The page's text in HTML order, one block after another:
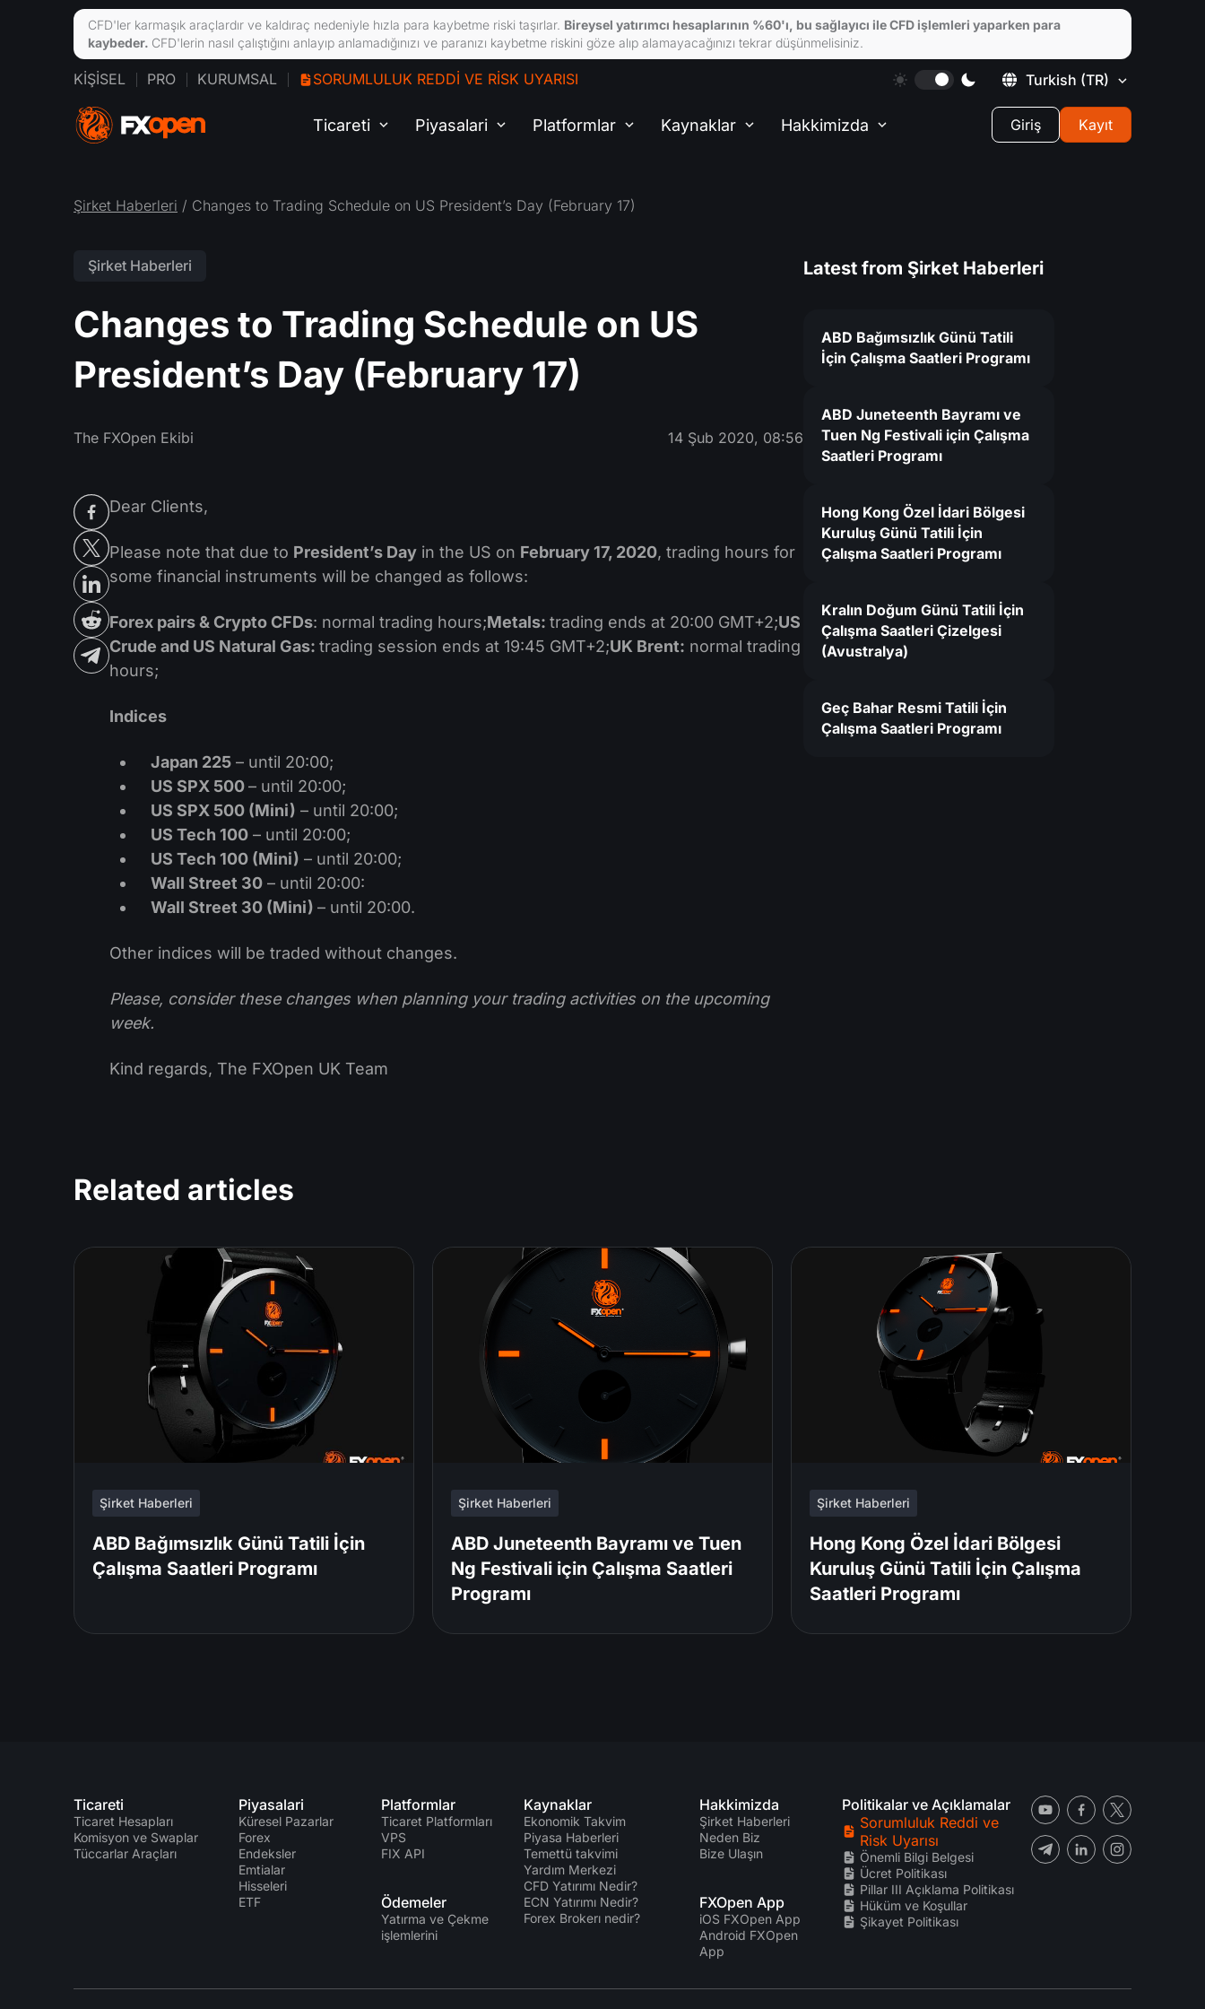
KIŞISEL PRO KURUMSAL SORUMLULUK REDDI VE RISK UYARISI Turkish (TR)
Ticareti Piyasalari Platformlar Kaynaklar Hakkimizda Giriş Kayıt
Şirket Haberleri / Changes to Trading Schedule on US President’s Day (February 17)
Şirket Haberleri
Changes to Trading Schedule on US
President’s Day (February 17)
The FXOpen Ekibi 14 Şub 2020, 08:56
Dear Clients,
Please note that due to President’s Day in the US on February 17, 2020, trading hours for
some financial instruments will be changed as follows:
Forex pairs & Crypto CFDs: normal trading hours;Metals: trading ends at 20:00 GMT+2;US
Crude and US Natural Gas: trading session ends at 19:45 GMT+2;UK Brent: normal trading
hours;
Indices
Japan 225 – until 20:00;
US SPX 500– until 20:00;
US SPX 500 (Mini) – until 20:00;
US Tech 100 – until 20:00;
US Tech 100 (Mini) – until 20:00;
Wall Street 30 – until 20:00:
Wall Street 30 (Mini) – until 20:00.
Other indices will be traded without changes.
Please, consider these changes when planning your trading activities on the upcoming
week.
Kind regards, The FXOpen UK Team
Latest from Şirket Haberleri
ABD Bağımsızlık Günü Tatili
İçin Çalışma Saatleri Programı
ABD Juneteenth Bayramı ve
Tuen Ng Festivali için Çalışma
Saatleri Programı
Hong Kong Özel İdari Bölgesi
Kuruluş Günü Tatili İçin
Çalışma Saatleri Programı
Kralın Doğum Günü Tatili İçin
Çalışma Saatleri Çizelgesi
(Avustralya)
Geç Bahar Resmi Tatili İçin
Çalışma Saatleri Programı
Related articles
Şirket Haberleri
ABD Bağımsızlık Günü Tatili İçin
Çalışma Saatleri Programı
Şirket Haberleri
ABD Juneteenth Bayramı ve Tuen
Ng Festivali için Çalışma Saatleri
Programı
Şirket Haberleri
Hong Kong Özel İdari Bölgesi
Kuruluş Günü Tatili İçin Çalışma
Saatleri Programı
Ticareti
Ticaret Hesapları
Komisyon ve Swaplar
Tüccarlar Araçları
Piyasalari
Küresel Pazarlar
Forex
Endeksler
Emtialar
Hisseleri
ETF
Platformlar
Ticaret Platformları
VPS
FIX API
Ödemeler
Yatırma ve Çekme
işlemlerini
Kaynaklar
Ekonomik Takvim
Piyasa Haberleri
Temettü takvimi
Yardım Merkezi
CFD Yatırımı Nedir?
ECN Yatırımı Nedir?
Forex Brokerı nedir?
Hakkimizda
Şirket Haberleri
Neden Biz
Bize Ulaşın
FXOpen App
iOS FXOpen App
Android FXOpen
App
Politikalar ve Açıklamalar
Sorumluluk Reddi ve
Risk Uyarısı
Önemli Bilgi Belgesi
Ücret Politikası
Pillar III Açıklama Politikası
Hüküm ve Koşullar
Şikayet Politikası
CFD'ler karmaşık araçlardır ve kaldıraç nedeniyle hızla para kaybetme riski taşırlar. Bireysel yatırımcı hesaplarının %60'ı, bu sağlayıcı ile CFD işlemleri yaparken para
kaybeder. CFD'lerin nasıl çalıştığını anlayıp anlamadığınızı ve paranızı kaybetme riskini göze alıp alamayacağınızı tekrar düşünmelisiniz.